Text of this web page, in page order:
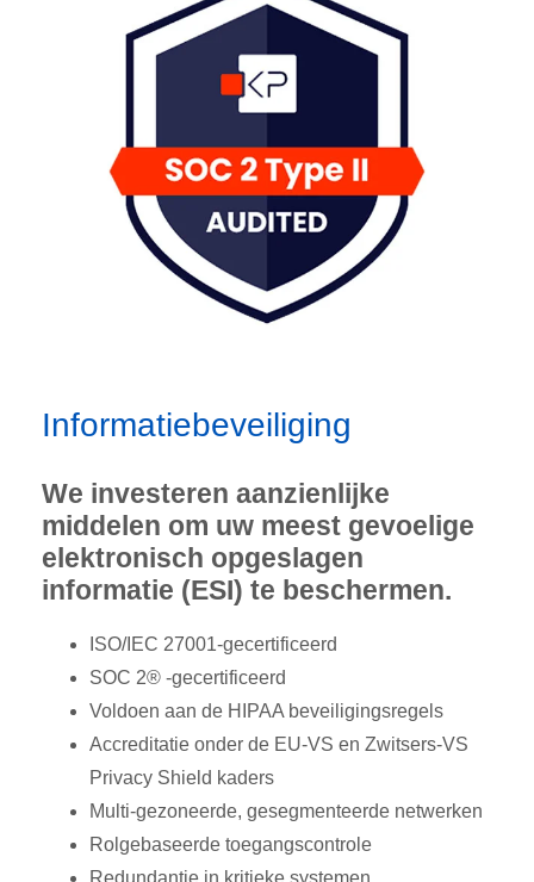
Informatiebeveiliging
We investeren aanzienlijke
middelen om uw meest gevoelige
elektronisch opgeslagen
informatie (ESI) te beschermen.
ISO/IEC 27001-gecertificeerd
SOC 2® -gecertificeerd
Voldoen aan de HIPAA beveiligingsregels
Accreditatie onder de EU-VS en Zwitsers-VS
Privacy Shield kaders
Multi-gezoneerde, gesegmenteerde netwerken
Rolgebaseerde toegangscontrole
Redundantie in kritieke systemen